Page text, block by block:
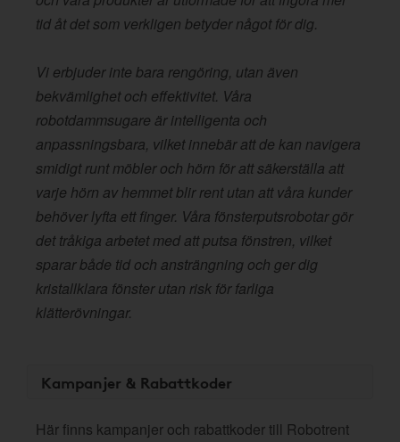
tid åt det som verkligen betyder något för dig.
Vi erbjuder inte bara rengöring, utan även
bekvämlighet och effektivitet. Våra
robotdammsugare är intelligenta och
anpassningsbara, vilket innebär att de kan navigera
smidigt runt möbler och hörn för att säkerställa att
varje hörn av hemmet blir rent utan att våra kunder
behöver lyfta ett finger. Våra fönsterputsrobotar gör
det tråkiga arbetet med att putsa fönstren, vilket
sparar både tid och ansträngning och ger dig
kristallklara fönster utan risk för farliga
klätterövningar.
Kampanjer & Rabattkoder
Här finns kampanjer och rabattkoder till Robotrent